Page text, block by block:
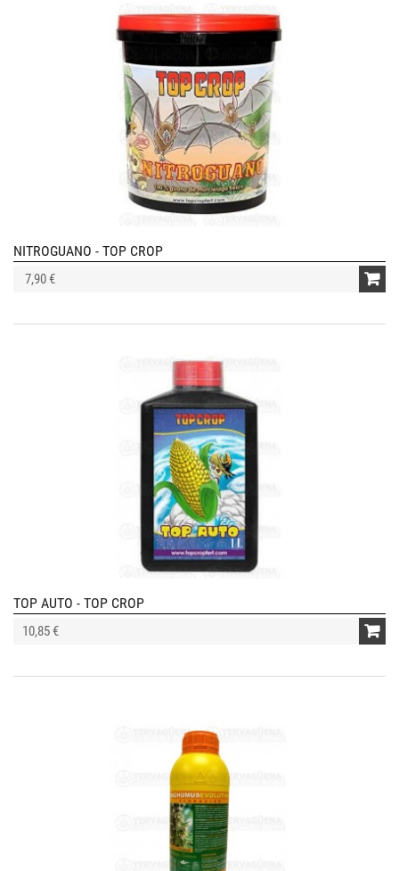
NITROGUANO - TOP CROP
7,90 €
TOP AUTO - TOP CROP
10,85 €